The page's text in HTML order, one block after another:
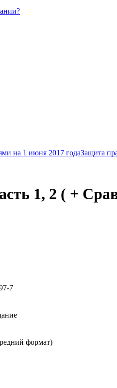
на 1 июня 2017 годаЗащита
1, 2 ( +
7
формат)